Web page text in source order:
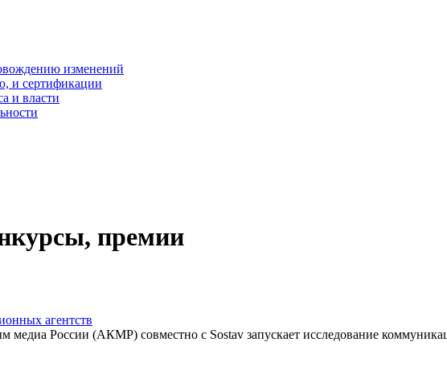
изменений
и сертификации
и власти
премии
агентств
России (АКМР) совместно с Sostav запускает исследование